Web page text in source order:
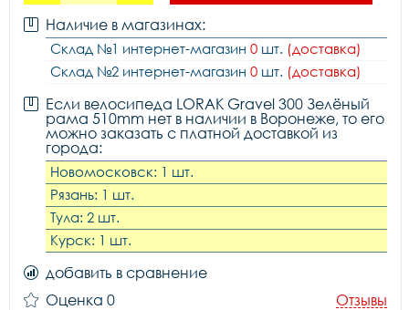
Наличие в магазинах:
Склад №1 интернет-магазин 0 шт. (доставка)
Склад №2 интернет-магазин 0 шт. (доставка)
Если велосипеда LORAK Gravel 300 Зелёный
рама 510mm нет в наличии в Воронеже, то его
можно заказать с платной доставкой из
города:
Новомосковск: 1 шт.
Рязань: 1 шт.
Тула: 2 шт.
Курск: 1 шт.
добавить в сравнение
Оценка 0
Отзывы